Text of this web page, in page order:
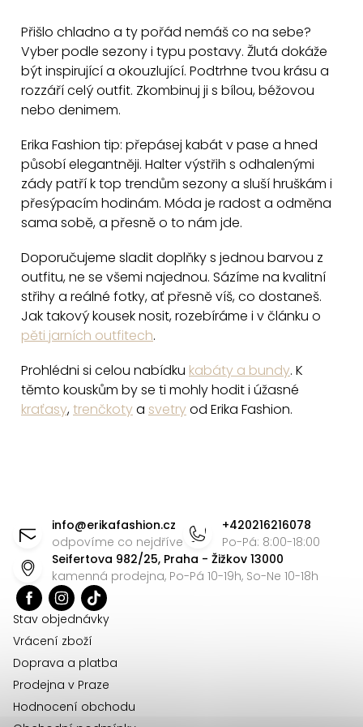
v
l
á
d
í
p
r
v
k
y
v
ý
p
u
Přišlo chladno a ty pořád nemáš co na sebe?
Vyber podle sezony i typu postavy. Žlutá dokáže
být inspirující a okouzlující. Podtrhne tvou krásu a
rozzáří celý outfit. Zkombinuj ji s bílou, béžovou
nebo denimem.
Erika Fashion tip: přepásej kabát v pase a hned
působí elegantněji. Halter výstřih s odhalenými
zády patří k top trendům sezony a sluší hruškám i
přesýpacím hodinám. Móda je radost a odměna
sama sobě, a přesně o to nám jde.
Doporučujeme sladit doplňky s jednou barvou z
outfitu, ne se všemi najednou. Sázíme na kvalitní
střihy a reálné fotky, ať přesně víš, co dostaneš.
Jak takový kousek nosit, rozebíráme i v článku o
pěti jarních outfitech.
Prohlédni si celou nabídku kabáty a bundy. K
těmto kouskům by se ti mohly hodit i úžasné
kraťasy,trenčkotya svetryod Erika Fashion.
info@erikafashion.cz
odpovíme co nejdříve
+420216216078
Po-Pá: 8:00-18:00
Seifertova 982/25, Praha - Žižkov 13000
kamenná prodejna, Po-Pá 10-19h, So-Ne 10-18h
Stav objednávky
Vrácení zboží
Doprava a platba
Prodejna v Praze
Hodnocení obchodu